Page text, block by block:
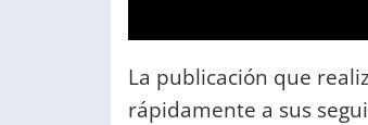
La publicación que
rápidamente a sus